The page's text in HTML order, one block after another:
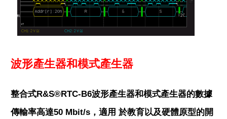
波形產生器和模式產生器
整合式R&S®RTC-B6波形產生器和模式產生器的數據
傳輸率高達50 Mbit/s，適用 於教育以及硬體原型的開